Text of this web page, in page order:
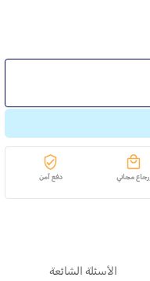
إرجاع مجاني دفع آمن
الأسئلة الشائعة